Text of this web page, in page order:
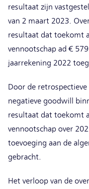
resultaat zijn
van 2 maart 2023.
resultaat dat toekomt
vennootschap ad €
jaarrekening 2022
Door de
negatieve goodwill
resultaat dat toekomt
vennootschap over
toevoeging aan de
gebracht.
Het verloop van de